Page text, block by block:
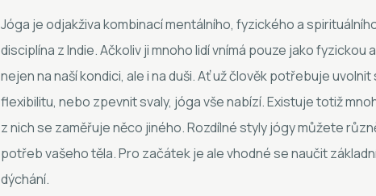
Jóga je odjakživa kombinací mentálního, fyzického a
disciplína z Indie. Ačkoliv ji mnoho lidí vnímá pouze jako
nejen na naší kondici, ale i na duši. Ať už člověk potřebuje
flexibilitu, nebo zpevnit svaly, jóga vše nabízí. Existuje totiž
z nich se zaměřuje něco jiného. Rozdílné styly jógy můžete
potřeb vašeho těla. Pro začátek je ale vhodné se naučit
dýchání.